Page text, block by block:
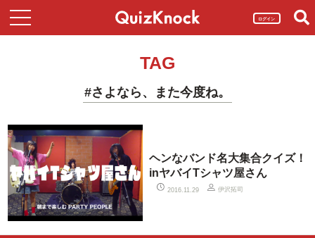
ログイン
TAG
#さよなら、また今度ね。
ヘンなバンド名大集合クイズ！
inヤバイTシャツ屋さん
2016.11.29 伊沢拓司